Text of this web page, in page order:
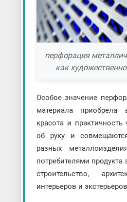
перфорация
как
Особое значение
материала
красота и практичность
об руку и
разных
потребителями продукта
строительство,
интерьеров и